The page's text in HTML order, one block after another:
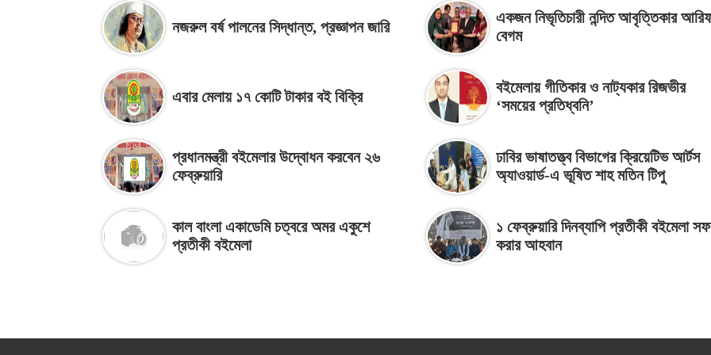
নজরুল বর্ষ পালনের সিদ্ধান্ত, প্রজ্ঞাপন জারি
একজন নিভৃতিচারী নন্দিত আবৃত্তিকার
বেগম
এবার মেলায় ১৭ কোটি টাকার বই বিক্রি
বইমেলায় গীতিকার ও নাট্যকার রিজভীর
‘সময়ের প্রতিধ্বনি’
প্রধানমন্ত্রী বইমেলার উদ্বোধন করবেন ২৬
ফেব্রুয়ারি
ঢাবির ভাষাতত্ত্ব বিভাগের ক্রিয়েটিভ আর্টস
অ্যাওয়ার্ড-এ ভূষিত শাহ মতিন টিপু
কাল বাংলা একাডেমি চত্বরে অমর একুশে
প্রতীকী বইমেলা
১ ফেব্রুয়ারি দিনব্যাপি প্রতীকী বইমেলা
করার আহবান